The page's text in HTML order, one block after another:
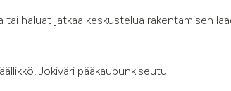
tai haluat jatkaa keskustelua rakentamisen
Jokiväri pääkaupunkiseutu